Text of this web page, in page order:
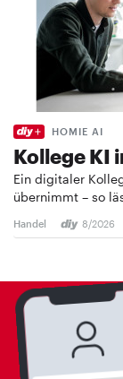
HOMIE AI
Kollege KI
Ein digitaler
übernimmt – so
Handel 8/2026